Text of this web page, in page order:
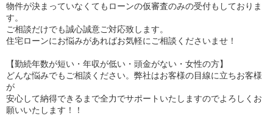
物件が決まっていなくてもローンの仮審査のみの受付もしておりま
す。
ご相談だけでも誠心誠意ご対応致します。
住宅ローンにお悩みがあればお気軽にご相談くださいませ！
【勤続年数が短い・年収が低い・頭金がない・女性の方】
どんな悩みでもご相談ください。弊社はお客様の目線に立ちお客様
が
安心して納得できるまで全力でサポートいたしますのでよろしくお
願いいたします！！